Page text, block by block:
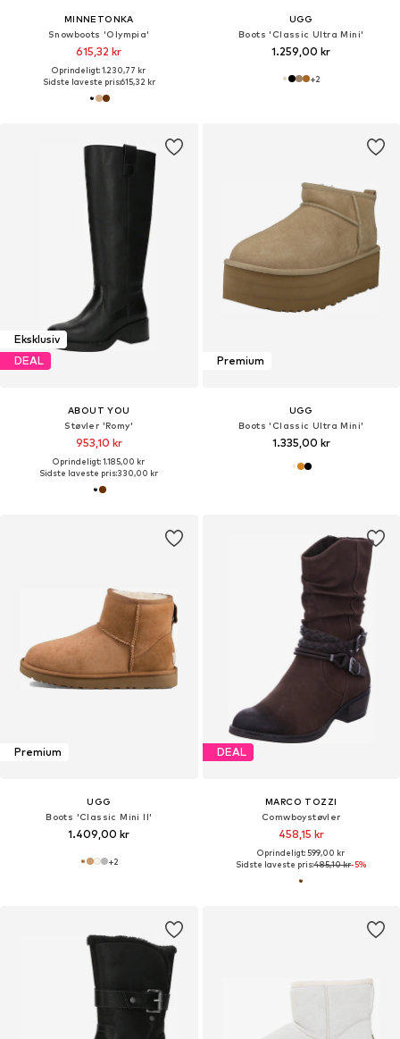
MINNETONKA
Snowboots 'Olympia'
615,32 kr
Oprindeligt: 1.230,77 kr
Sidste laveste pris:615,32 kr
UGG
Boots 'Classic Ultra Mini'
1.259,00 kr
+2
Eksklusiv
DEAL
ABOUT YOU
Støvler 'Romy'
953,10 kr
Oprindeligt: 1.185,00 kr
Sidste laveste pris:330,00 kr
Premium
UGG
Boots 'Classic Ultra Mini'
1.335,00 kr
Premium
UGG
Boots 'Classic Mini II'
1.409,00 kr
+2
DEAL
MARCO TOZZI
Comwboystøvler
458,15 kr
Oprindeligt: 599,00 kr
Sidste laveste pris:485,10 kr-5%